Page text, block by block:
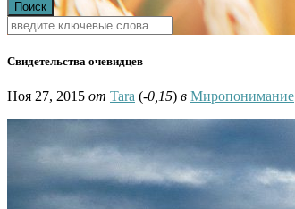
Свидетельства очевидцев
Ноя 27, 2015 от Tara (-0,15) в Миропонимание